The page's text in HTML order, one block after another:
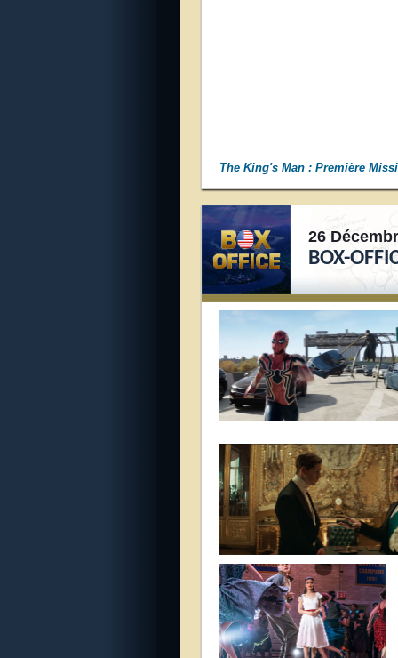
The King's Man : Première
26
BOX-